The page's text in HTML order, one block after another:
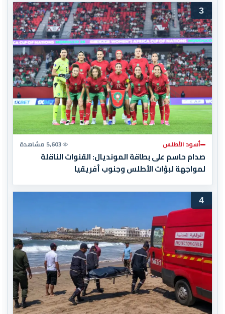
3
أسود الأطلس 5,603 مشاهدة
صدام حاسم على بطاقة المونديال: القنوات الناقلة
لمواجهة لبؤات الأطلس وجنوب أفريقيا
4